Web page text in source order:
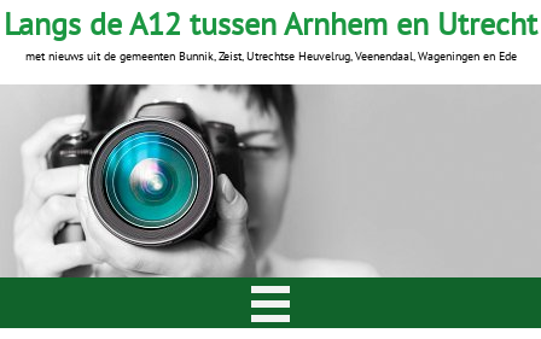
Langs de A12 tussen Arnhem en Utrecht
met nieuws uit de gemeenten Bunnik, Zeist, Utrechtse Heuvelrug, Veenendaal, Wageningen en Ede